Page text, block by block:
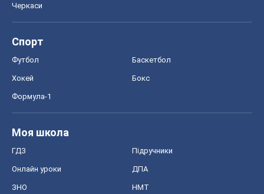
Черкаси
Спорт
Футбол Баскетбол
Хокей Бокс
Формула-1
Моя школа
ГДЗ Підручники
Онлайн уроки ДПА
ЗНО НМТ